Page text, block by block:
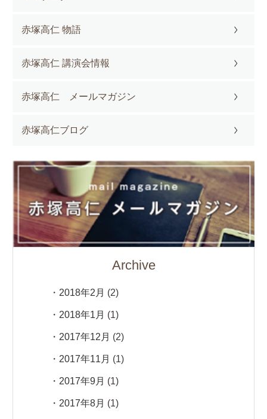
赤塚高仁 物語
赤塚高仁 講演会情報
赤塚高仁 メールマガジン
赤塚高仁ブログ
Archive
2018年2月 (2)
2018年1月 (1)
2017年12月 (2)
2017年11月 (1)
2017年9月 (1)
2017年8月 (1)